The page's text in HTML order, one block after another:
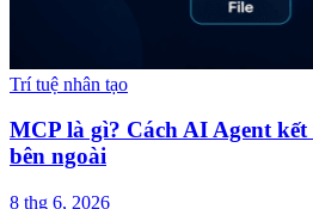
Trí tuệ nhân tạo
MCP là gì? Cách AI Agent
bên ngoài
8 thg 6, 2026